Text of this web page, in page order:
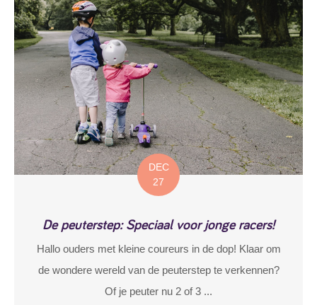
DEC
27
De peuterstep: Speciaal voor jonge racers!
Hallo ouders met kleine coureurs in de dop! Klaar om
de wondere wereld van de peuterstep te verkennen?
Of je peuter nu 2 of 3 ...